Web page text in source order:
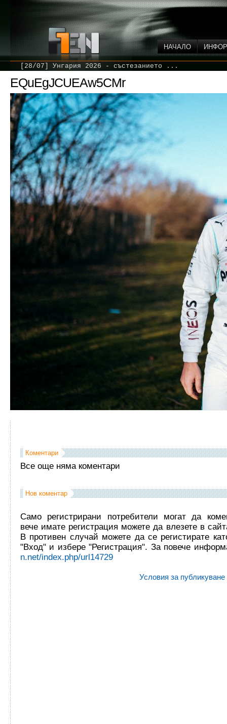
НАЧАЛО
[28/07] Унгария 2026 - състезанието ...
EQuEgJCUEAw5CMr
Коментари
Все още няма коментари
Нов коментар
Само регистрирани потребители могат да
вече имате регистрация можете да влезете в
В противен случай можете да се регистирате
"Вход" и избере "Регистрация". За повече
n.net/index.php/url14729
Условия за